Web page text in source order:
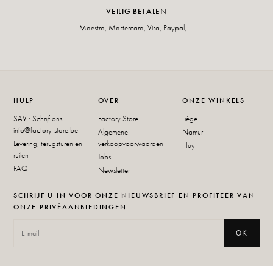
VEILIG BETALEN
Maestro, Mastercard, Visa, Paypal, ...
HULP
SAV : Schrijf ons
info@factory-store.be
Levering, terugsturen en
ruilen
FAQ
OVER
Factory Store
Algemene
verkoopvoorwaarden
Jobs
Newsletter
ONZE WINKELS
Liège
Namur
Huy
SCHRIJF U IN VOOR ONZE NIEUWSBRIEF EN PROFITEER VAN
ONZE PRIVÉAANBIEDINGEN
OK